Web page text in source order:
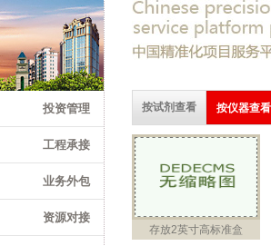
投资管理
工程承接
业务外包
资源对接
按试剂查看 按仪器查看
存放2英寸高标准盒